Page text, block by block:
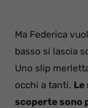
Ma Federica
basso si lascia
Uno slip
occhi a tanti. Le
scoperte sono